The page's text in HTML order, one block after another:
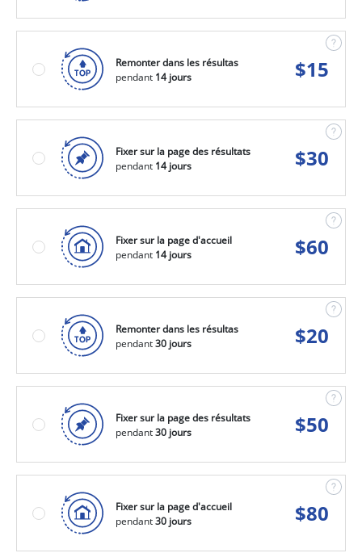
Remonter dans les résultas
pendant 14 jours $15
Fixer sur la page des résultats
pendant 14 jours $30
Fixer sur la page d'accueil
pendant 14 jours $60
Remonter dans les résultas
pendant30 jours $20
Fixer sur la page des résultats
pendant30 jours $50
Fixer sur la page d'accueil
pendant30 jours $80